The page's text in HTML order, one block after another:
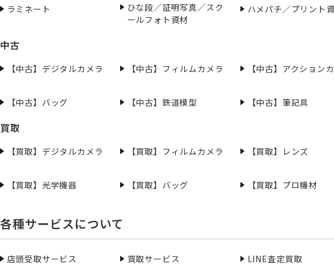
ラミネート
ひな段／証明写真／スク
ールフォト資材
ハメパチ／プリント
中古
【中古】デジタルカメラ 【中古】フィルムカメラ 【中古】アクション
【中古】バッグ 【中古】鉄道模型 【中古】筆記具
買取
【買取】デジタルカメラ 【買取】フィルムカメラ 【買取】レンズ
【買取】光学機器
【買取】バッグ 【買取】プロ機材
各種サービスについて
店頭受取サービス 買取サービス LINE査定買取